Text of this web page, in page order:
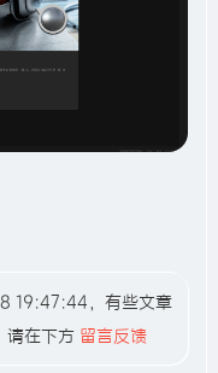
19:47:44，有些文章
请在下方 留言反馈